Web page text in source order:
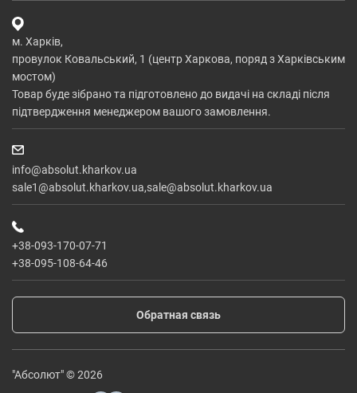
м. Харків,
провулок Ковальський, 1 (центр Харкова, поряд з Харківським
мостом)
Товар буде зібрано та підготовлено до видачі на складі після
підтвердження менеджером вашого замовлення.
info@absolut.kharkov.ua
sale1@absolut.kharkov.ua,sale@absolut.kharkov.ua
+38-093-170-07-71
+38-095-108-64-46
Обратная связь
"Абсолют" © 2026